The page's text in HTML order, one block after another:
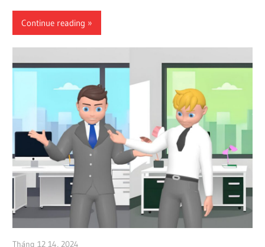
Continue reading
Tháng 12 14, 2024